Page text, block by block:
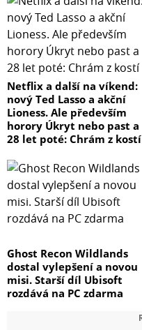
Netflix a další na víkend:
nový Ted Lasso a akční
Lioness. Ale především
horory Úkryt nebo past a
28 let poté: Chrám z kostí
Ghost Recon Wildlands
dostal vylepšení a novou
misi. Starší díl Ubisoft
rozdává na PC zdarma